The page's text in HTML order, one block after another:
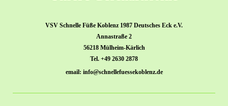
VSV Schnelle Füße Koblenz 1987 Deutsches Eck e.V.
Annastraße 2
56218 Mülheim-Kärlich
Tel. +49 2630 2878
email: info@schnellefuessekoblenz.de